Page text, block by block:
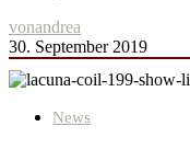
vonandrea
30. September 2019
News